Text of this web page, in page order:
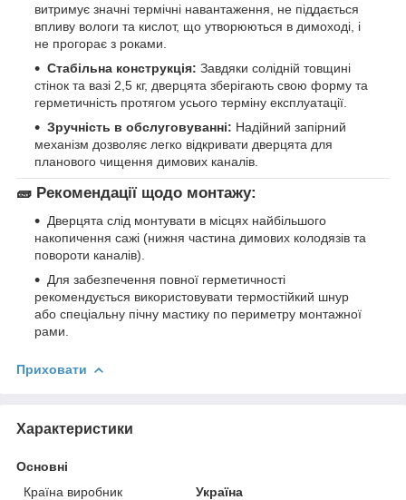
витримує значні термічні навантаження, не піддається
впливу вологи та кислот, що утворюються в димоході, і
не прогорає з роками.
Стабільна конструкція: Завдяки солідній товщині
стінок та вазі 2,5 кг, дверцята зберігають свою форму та
герметичність протягом усього терміну експлуатації.
Зручність в обслуговуванні: Надійний запірний
механізм дозволяє легко відкривати дверцята для
планового чищення димових каналів.
🧱 Рекомендації щодо монтажу:
Дверцята слід монтувати в місцях найбільшого
накопичення сажі (нижня частина димових колодязів та
повороти каналів).
Для забезпечення повної герметичності
рекомендується використовувати термостійкий шнур
або спеціальну пічну мастику по периметру монтажної
рами.
Приховати
Характеристики
Основні
Країна виробник
Україна